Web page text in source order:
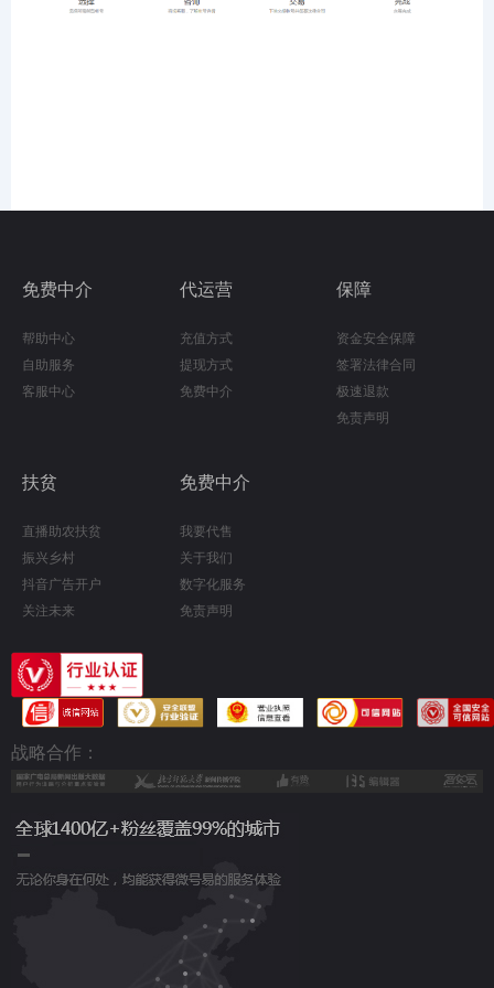
免费中介
帮助中心
自助服务
客服中心
代运营
充值方式
提现方式
免费中介
保障
资金安全保障
签署法律合同
极速退款
免责声明
扶贫
直播助农扶贫
振兴乡村
抖音广告开户
关注未来
免费中介
我要代售
关于我们
数字化服务
免责声明
战略合作：